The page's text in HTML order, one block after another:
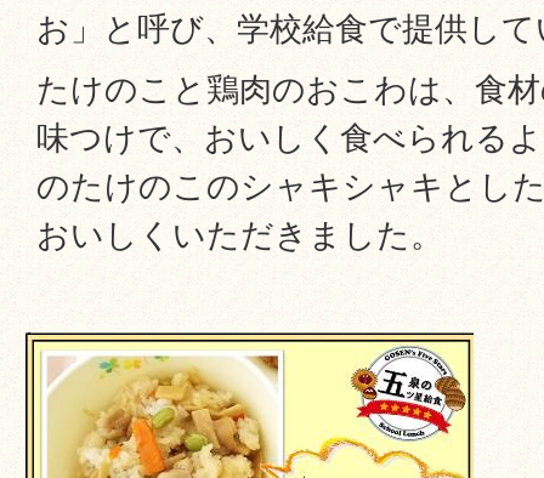
お」と呼び、学校給食で提供し
たけのこと鶏肉のおこわは、食
味つけで、おいしく食べられる
のたけのこのシャキシャキとし
おいしくいただきました。